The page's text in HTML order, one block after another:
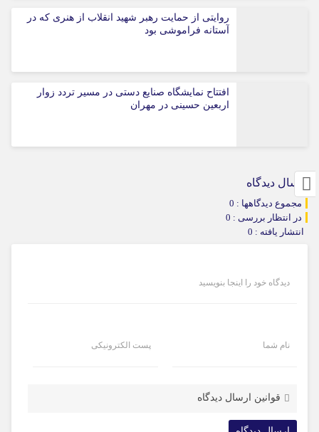
روایتی از حمایت رهبر شهید انقلاب از هنری که در
آستانه فراموشی بود
افتتاح نمایشگاه صنایع دستی در مسیر تردد زوار
اربعین حسینی در مهران
ارسال دیدگاه
مجموع دیدگاهها : 0
در انتظار بررسی : 0
انتشار یافته : 0
دیدگاه خود را اینجا بنویسید
نام شما پست الکترونیکی
قوانین ارسال دیدگاه